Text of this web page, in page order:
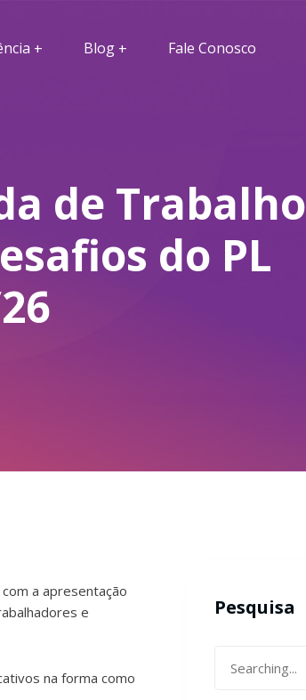
Blog Fale Conosco
de Trabalho
do PL
a apresentação
e
na forma como
Pesquisa
for: